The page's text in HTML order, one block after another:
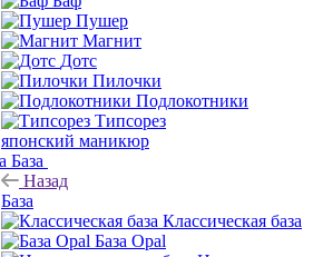
Пушер
Магнит
Дотс
Пилочки
Подлокотники
Типсорез
японский маникюр
База
Назад
База
Классическая база
База Opal